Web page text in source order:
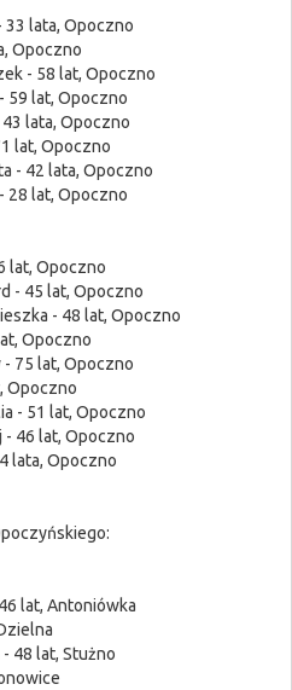
33 lata, Opoczno
Opoczno
- 58 lat, Opoczno
59 lat, Opoczno
43 lata, Opoczno
lat, Opoczno
- 42 lata, Opoczno
28 lat, Opoczno
lat, Opoczno
- 45 lat, Opoczno
- 48 lat, Opoczno
Opoczno
- 75 lat, Opoczno
Opoczno
- 51 lat, Opoczno
- 46 lat, Opoczno
lata, Opoczno
lat, Antoniówka
- 48 lat, Stużno